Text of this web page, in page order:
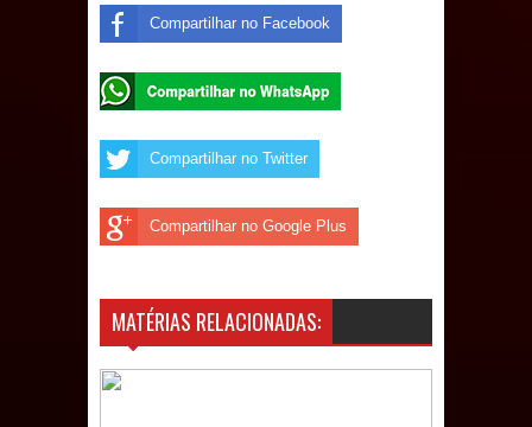
Caldas Brandão: IPMCB responde
questionamentos da vereadora
parcelamentos são referentes a
débitos históricos
Compartilhar no Facebook
Compartilhar no Twitter
Compartilhar no Google Plus
MATÉRIAS RELACIONADAS: